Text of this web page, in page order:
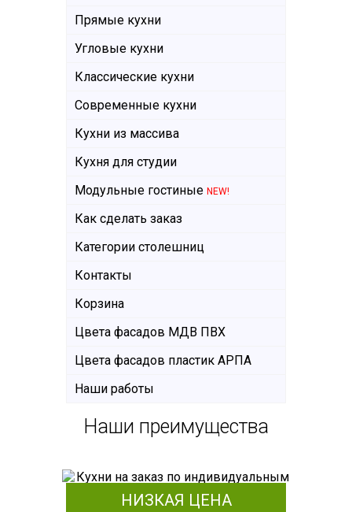
Прямые кухни
Угловые кухни
Классические кухни
Современные кухни
Кухни из массива
Кухня для студии
Модульные гостиные NEW!
Как сделать заказ
Категории столешниц
Контакты
Корзина
Цвета фасадов МДВ ПВХ
Цвета фасадов пластик АРПА
Наши работы
Наши преимущества
НИЗКАЯ ЦЕНА